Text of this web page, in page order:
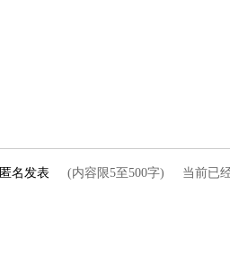
匿名发表 (内容限5至500字) 当前已